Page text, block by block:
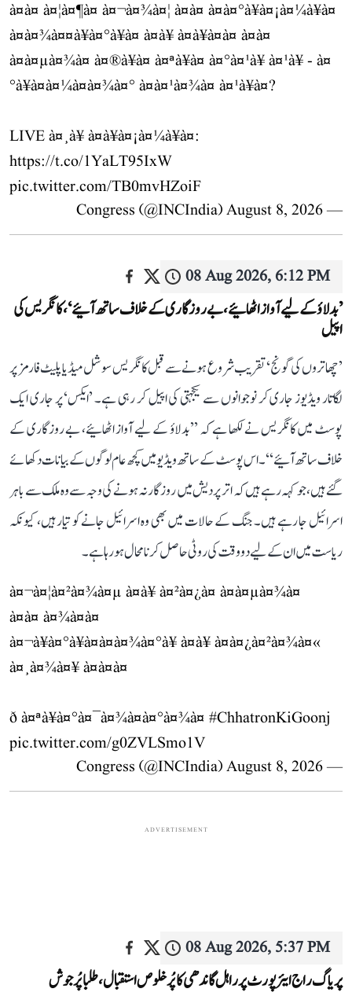
à¤à¤ à¤¦à¤¶à¤ à¤¬à¤¾à¤¦ à¤à¤ à¤à¤°à¥à¤¡à¤¼à¥à¤
à¤à¤¾à¤¤à¥à¤°à¥à¤ à¤à¥ à¤à¥à¤à¤ à¤à¤
à¤à¤µà¤¾à¤ à¤®à¥à¤ à¤ªà¥à¤ à¤°à¤¹à¥ à¤¹à¥ - à¤
°à¥à¤à¤¼à¤à¤¾à¤° à¤à¤¹à¤¾à¤ à¤¹à¥à¤?
LIVE à¤¸à¥ à¤à¥à¤¡à¤¼à¥à¤:
https://t.co/1YaLT95IxW
pic.twitter.com/TB0mvHZoiF
— Congress (@INCIndia)
August 8, 2026
08 Aug 2026, 6:12 PM
’بدلاؤ کے لیے آواز اٹھائیے، بے روزگاری کے خلاف ساتھ آئیے‘، کانگریس کی
اپیل
’چھاتروں کی گونج‘ تقریب شروع ہونے سے قبل کانگریس سوشل میڈیا پلیٹ فارمز پر
لگاتار ویڈیوز جاری کر نوجوانوں سے یکجہتی کی اپیل کر رہی ہے۔ ’ایکس‘ پر جاری ایک
پوسٹ میں کانگریس نے لکھا ہے کہ ’’بدلاؤ کے لیے آواز اٹھائیے، بے روزگاری کے
خلاف ساتھ آئیے‘‘۔ اس پوسٹ کے ساتھ ویڈیو میں کچھ عام لوگوں کے بیانات دکھائے
گئے ہیں، جو کہہ رہے ہیں کہ اتر پردیش میں روزگار نہ ہونے کی وجہ سے وہ ملک سے باہر
اسرائیل جا رہے ہیں۔ جنگ کے حالات میں بھی وہ اسرائیل جانے کو تیار ہیں، کیونکہ
ریاست میں ان کے لیے دو وقت کی روٹی حاصل کرنا محال ہو رہا ہے۔
à¤¬à¤¦à¤²à¤¾à¤µ à¤à¥ à¤²à¤¿à¤ à¤à¤µà¤¾à¤
à¤à¤ à¤¾à¤à¤
à¤¬à¥à¤°à¥à¤à¤à¤¾à¤°à¥ à¤à¥ à¤à¤¿à¤²à¤¾à¤«
à¤¸à¤¾à¤¥ à¤à¤à¤
ð à¤ªà¥à¤°à¤¯à¤¾à¤à¤°à¤¾à¤ #ChhatronKiGoonj
pic.twitter.com/g0ZVLSmo1V
— Congress (@INCIndia)
August 8, 2026
ADVERTISEMENT
08 Aug 2026, 5:37 PM
پریاگ راج ایئرپورٹ پر راہل گاندھی کا پُرخلوص استقبال، طلبا پُرجوش